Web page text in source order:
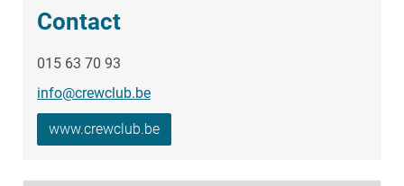
Contact
015 63 70 93
info@crewclub.be
www.crewclub.be